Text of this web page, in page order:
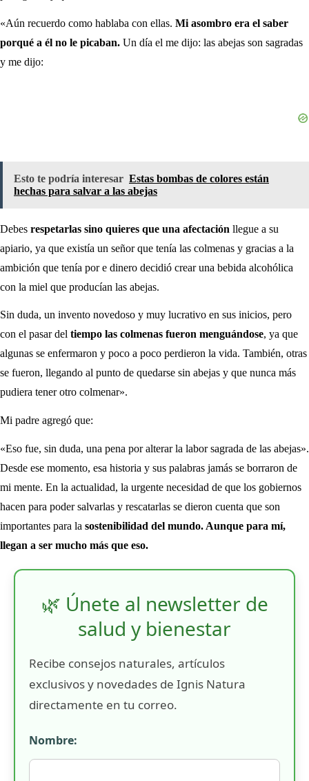
«Aún recuerdo como hablaba con ellas. Mi asombro era el saber
porqué a él no le picaban. Un día el me dijo: las abejas son sagradas
y me dijo:
Esto te podría interesar Estas bombas de colores están
hechas para salvar a las abejas
Debes respetarlas sino quieres que una afectación llegue a su
apiario, ya que existía un señor que tenía las colmenas y gracias a la
ambición que tenía por e dinero decidió crear una bebida alcohólica
con la miel que producían las abejas.
Sin duda, un invento novedoso y muy lucrativo en sus inicios, pero
con el pasar del tiempo las colmenas fueron menguándose, ya que
algunas se enfermaron y poco a poco perdieron la vida. También, otras
se fueron, llegando al punto de quedarse sin abejas y que nunca más
pudiera tener otro colmenar».
Mi padre agregó que:
«Eso fue, sin duda, una pena por alterar la labor sagrada de las abejas».
Desde ese momento, esa historia y sus palabras jamás se borraron de
mi mente. En la actualidad, la urgente necesidad de que los gobiernos
hacen para poder salvarlas y rescatarlas se dieron cuenta que son
importantes para la sostenibilidad del mundo. Aunque para mí,
llegan a ser mucho más que eso.
🌿 Únete al newsletter de
salud y bienestar
Recibe consejos naturales, artículos
exclusivos y novedades de Ignis Natura
directamente en tu correo.
Nombre: